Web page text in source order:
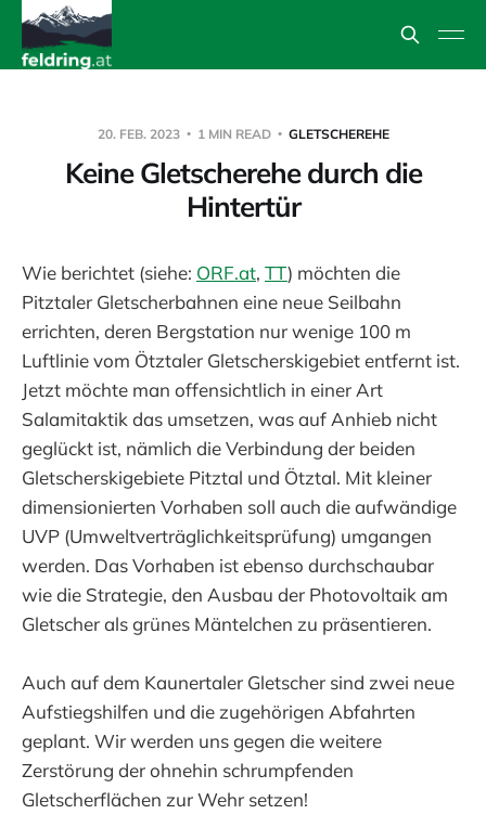
20. FEB. 2023 1 MIN READ GLETSCHEREHE
Keine Gletscherehe durch die
Hintertür
Wie berichtet (siehe: ORF.at, TT) möchten die
Pitztaler Gletscherbahnen eine neue Seilbahn
errichten, deren Bergstation nur wenige 100 m
Luftlinie vom Ötztaler Gletscherskigebiet entfernt ist.
Jetzt möchte man offensichtlich in einer Art
Salamitaktik das umsetzen, was auf Anhieb nicht
geglückt ist, nämlich die Verbindung der beiden
Gletscherskigebiete Pitztal und Ötztal. Mit kleiner
dimensionierten Vorhaben soll auch die aufwändige
UVP (Umweltverträglichkeitsprüfung) umgangen
werden. Das Vorhaben ist ebenso durchschaubar
wie die Strategie, den Ausbau der Photovoltaik am
Gletscher als grünes Mäntelchen zu präsentieren.
Auch auf dem Kaunertaler Gletscher sind zwei neue
Aufstiegshilfen und die zugehörigen Abfahrten
geplant. Wir werden uns gegen die weitere
Zerstörung der ohnehin schrumpfenden
Gletscherflächen zur Wehr setzen!